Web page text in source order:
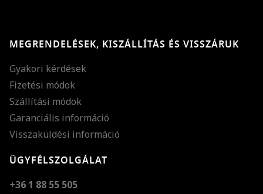
MEGRENDELÉSEK, KISZÁLLÍTÁS ÉS VISSZÁRUK
Gyakori kérdések
Fizetési módok
Szállítási módok
Garanciális információ
Visszaküldési információ
ÜGYFÉLSZOLGÁLAT
+36 1 88 55 505